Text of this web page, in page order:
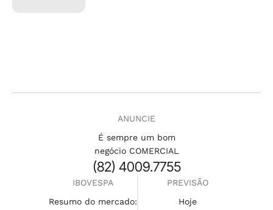
ANUNCIE
É sempre um bom
negócio COMERCIAL
(82) 4009.7755
IBOVESPA
Resumo do mercado:
PREVISÃO
Hoje